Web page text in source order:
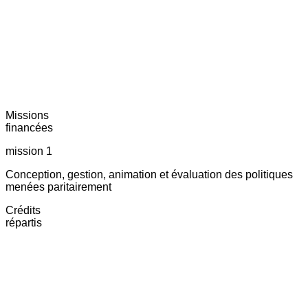
Missions
financées
mission 1
Conception, gestion, animation et évaluation des politiques
menées paritairement
Crédits
répartis